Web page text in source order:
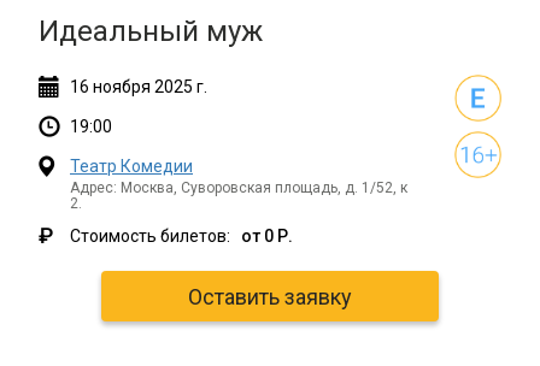
Идеальный муж
16 ноября 2025 г.
19:00
Театр Комедии
Адрес: Москва, Суворовская площадь, д. 1/52, к
2.
₽ Стоимость билетов: от 0 Р.
Оставить заявку